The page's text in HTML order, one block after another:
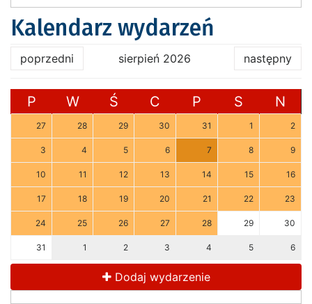
Kalendarz wydarzeń
poprzedni sierpień 2026 następny
P W Ś C P S N
27 28 29 30 31 1 2
3 4 5 6 7 8 9
10 11 12 13 14 15 16
17 18 19 20 21 22 23
24 25 26 27 28 29 30
31 1 2 3 4 5 6
Dodaj wydarzenie